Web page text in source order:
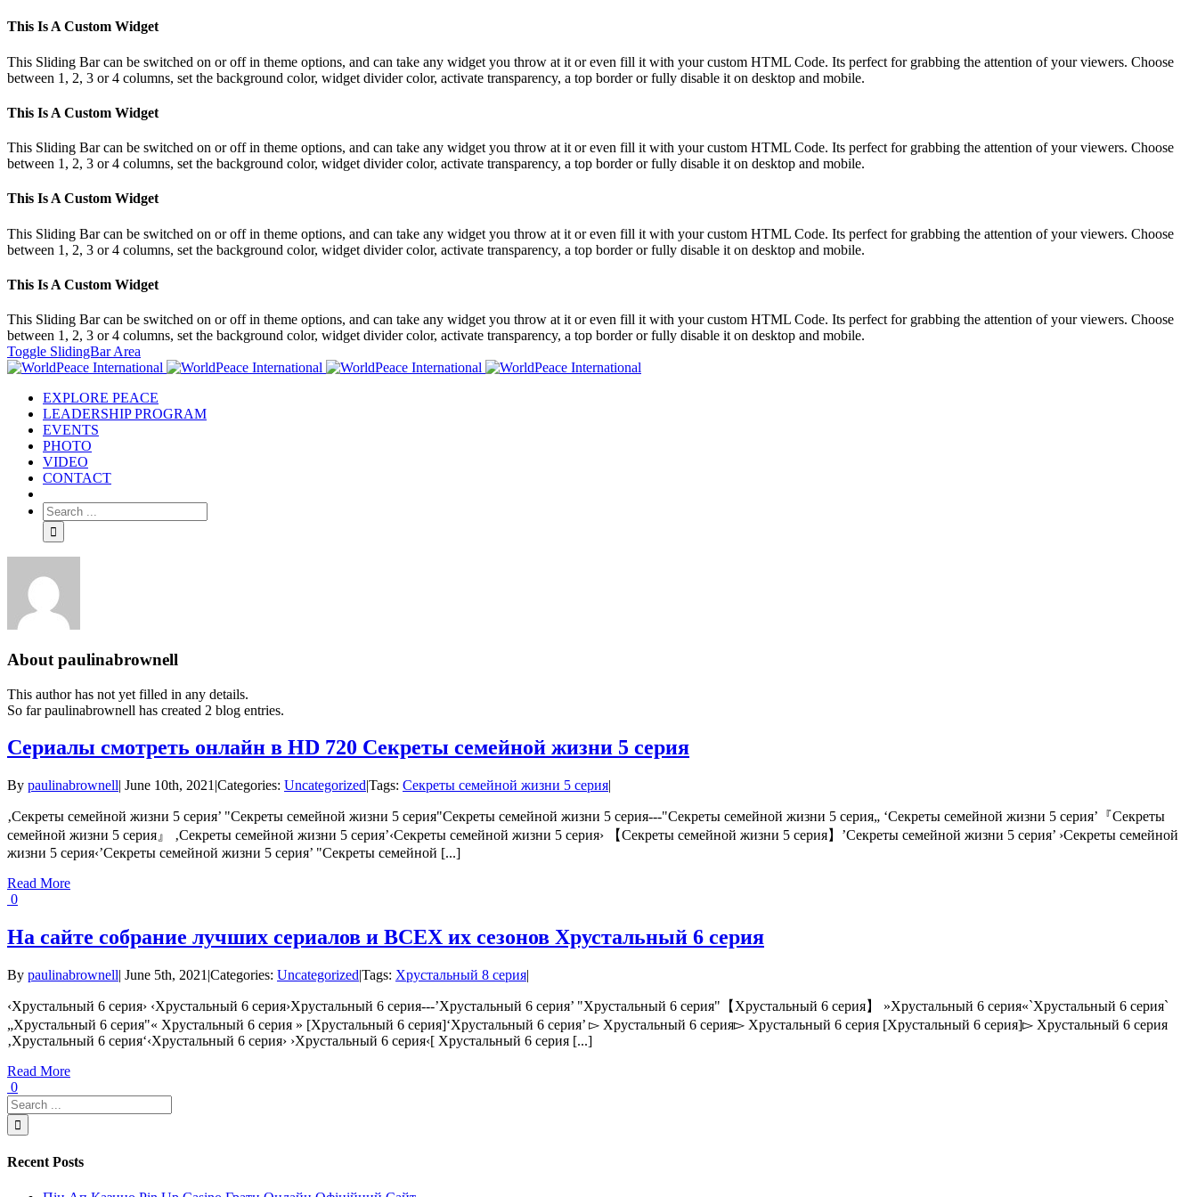
This Is A Custom Widget
This Sliding Bar can be switched on or off in theme options, and can take any widget you throw at it or even fill it with your custom HTML Code. Its perfect for grabbing the attention of your viewers. Choose
between 1, 2, 3 or 4 columns, set the background color, widget divider color, activate transparency, a top border or fully disable it on desktop and mobile.
This Is A Custom Widget
This Sliding Bar can be switched on or off in theme options, and can take any widget you throw at it or even fill it with your custom HTML Code. Its perfect for grabbing the attention of your viewers. Choose
between 1, 2, 3 or 4 columns, set the background color, widget divider color, activate transparency, a top border or fully disable it on desktop and mobile.
This Is A Custom Widget
This Sliding Bar can be switched on or off in theme options, and can take any widget you throw at it or even fill it with your custom HTML Code. Its perfect for grabbing the attention of your viewers. Choose
between 1, 2, 3 or 4 columns, set the background color, widget divider color, activate transparency, a top border or fully disable it on desktop and mobile.
This Is A Custom Widget
This Sliding Bar can be switched on or off in theme options, and can take any widget you throw at it or even fill it with your custom HTML Code. Its perfect for grabbing the attention of your viewers. Choose
between 1, 2, 3 or 4 columns, set the background color, widget divider color, activate transparency, a top border or fully disable it on desktop and mobile.
Toggle SlidingBar Area
EXPLORE PEACE
LEADERSHIP PROGRAM
EVENTS
PHOTO
VIDEO
CONTACT
About paulinabrownell
This author has not yet filled in any details.
So far paulinabrownell has created 2 blog entries.
Сериалы смотреть онлайн в HD 720 Секреты семейной жизни 5 серия
By paulinabrownell| June 10th, 2021 |Categories: Uncategorized|Tags: Секреты семейной жизни 5 серия|
‚Секреты семейной жизни 5 серия’ "Секреты семейной жизни 5 серия"Секреты семейной жизни 5 серия---"Секреты семейной жизни 5 серия„ ‘Секреты семейной жизни 5 серия’『Секреты
семейной жизни 5 серия』 ‚Секреты семейной жизни 5 серия’‹Секреты семейной жизни 5 серия› 【Секреты семейной жизни 5 серия】’Секреты семейной жизни 5 серия’ ›Секреты семейной
жизни 5 серия‹’Секреты семейной жизни 5 серия’ "Секреты семейной [...]
Read More
0
На сайте собрание лучших сериалов и ВСЕХ их сезонов Хрустальный 6 серия
By paulinabrownell| June 5th, 2021 |Categories: Uncategorized|Tags: Хрустальный 8 серия|
‹Хрустальный 6 серия› ‹Хрустальный 6 серия›Хрустальный 6 серия---’Хрустальный 6 серия’ "Хрустальный 6 серия"【Хрустальный 6 серия】 »Хрустальный 6 серия«`Хрустальный 6 серия`
„Хрустальный 6 серия"« Хрустальный 6 серия » [Хрустальный 6 серия]‘Хрустальный 6 серия’ ▻ Хрустальный 6 серия▻ Хрустальный 6 серия [Хрустальный 6 серия]▻ Хрустальный 6 серия
‚Хрустальный 6 серия‘‹Хрустальный 6 серия› ›Хрустальный 6 серия‹[ Хрустальный 6 серия [...]
Read More
0
Recent Posts